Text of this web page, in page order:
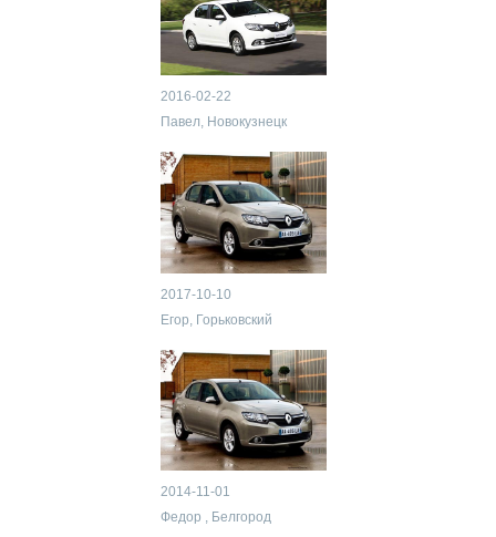
2016-02-22
Павел, Новокузнецк
2017-10-10
Егор, Горьковский
2014-11-01
Федор , Белгород